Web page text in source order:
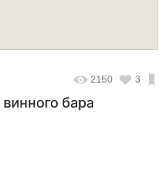
2150 3
бара